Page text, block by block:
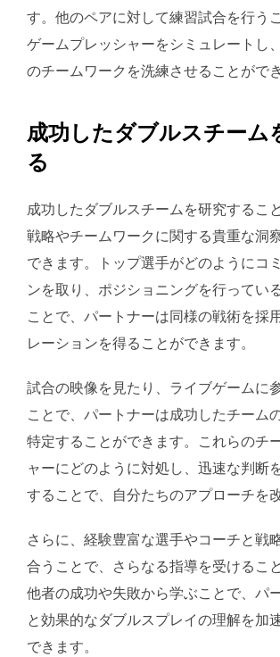
す。他のペアに対して練習試合を行う
ゲームプレッシャーをシミュレートし
のチームワークを洗練させることができ
成功したダブルスチーム
る
成功したダブルスチームを研究するこ
戦略やチームワークに関する貴重な洞
できます。トップ選手がどのようにコ
ンを取り、ポジショニングを行ってい
ことで、パートナーは同様の戦術を採
レーションを得ることができます。
試合の映像を見たり、ライブゲームに
ことで、パートナーは成功したチーム
特定することができます。これらのチ
ャーにどのように対処し、迅速な判断
することで、自分たちのアプローチを
さらに、経験豊富な選手やコーチと戦
合うことで、さらなる指導を受けるこ
他者の成功や失敗から学ぶことで、パ
と効果的なダブルスプレイの理解を加
できます。